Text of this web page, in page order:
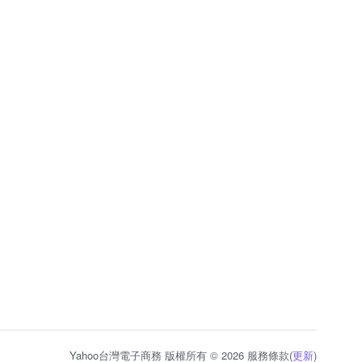
Yahoo台灣電子商務 版權所有 © 2026 服務條款(更新)